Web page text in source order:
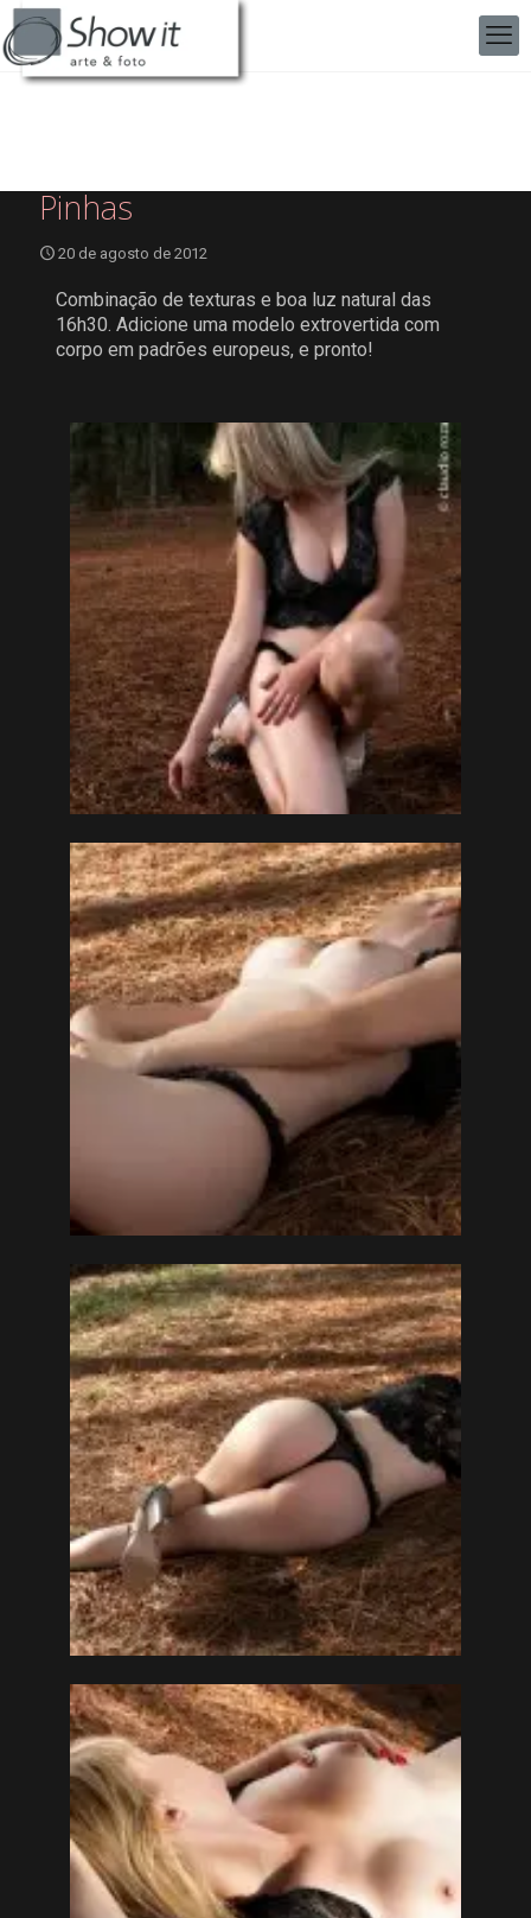
Pinhas
20 de agosto de 2012
Combinação de texturas e boa luz natural das
16h30. Adicione uma modelo extrovertida com
corpo em padrões europeus, e pronto!